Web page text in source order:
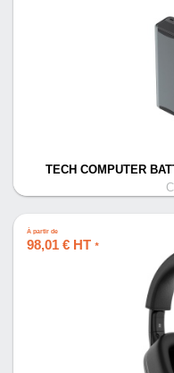
TECH COMPUTER
À partir de
98,01 € HT *